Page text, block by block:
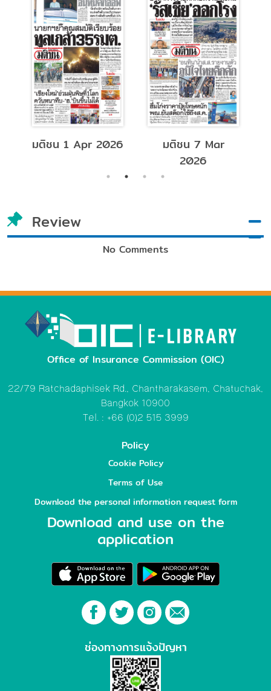
มติชน 9 Feb
บ้านและสวน
October 2024
Review
No Comments
Office of Insurance Commission (OIC)
22/79 Ratchadaphisek Rd., Chantharakasem, Chatuchak,
Bangkok 10900
Tel. : +66 (0)2 515 3999
Policy
Cookie Policy
Terms of Use
Download the personal information request form
Download and use on the
application
ช่องทางการแจ้งปัญหา